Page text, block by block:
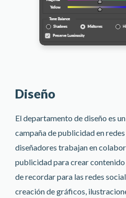
Diseño
El departamento de diseño es
campaña de publicidad en
diseñadores trabajan en
publicidad para crear
de recordar para las redes
creación de gráficos,